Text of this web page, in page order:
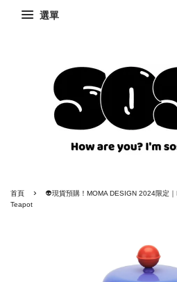
選單
首頁 ›
👽現貨預購！MOMA DESIGN 2024限定
Teapot